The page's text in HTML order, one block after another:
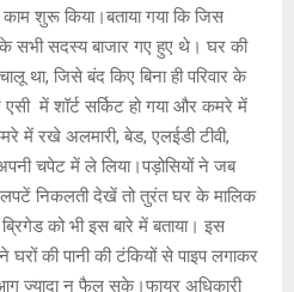
शुरू किया।बताया गया कि जिस
सभी सदस्य बाजार गए हुए थे। घर की
था, जिसे बंद किए बिना ही परिवार के
में शॉर्ट सर्किट हो गया और कमरे में
रखे अलमारी, बेड, एलईडी टीवी,
चपेट में ले लिया।पड़ोसियों ने जब
निकलती देखें तो तुरंत घर के मालिक
को भी इस बारे में बताया। इस
की पानी की टंकियों से पाइप लगाकर
ज्यादा न फैल सके।फायर अधिकारी